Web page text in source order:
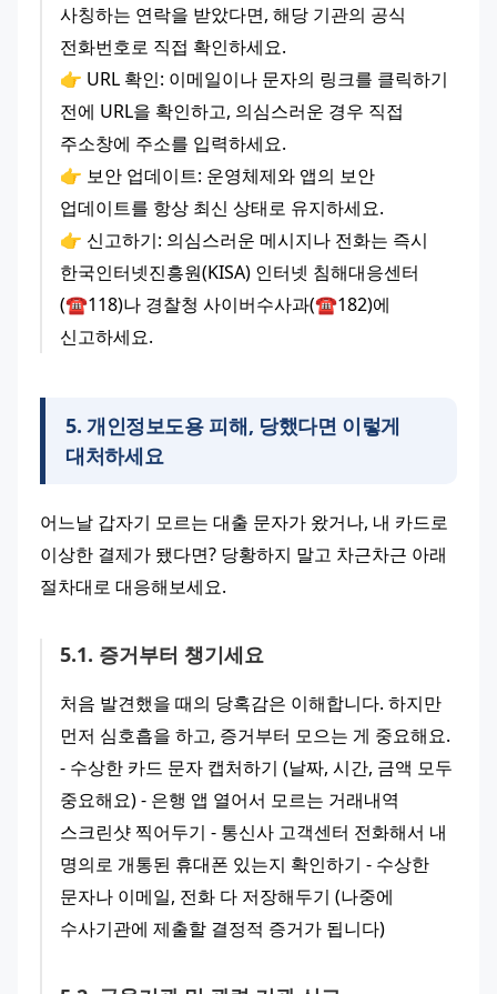
사칭하는 연락을 받았다면, 해당 기관의 공식
전화번호로 직접 확인하세요.
👉 URL 확인: 이메일이나 문자의 링크를 클릭하기
전에 URL을 확인하고, 의심스러운 경우 직접
주소창에 주소를 입력하세요.
👉 보안 업데이트: 운영체제와 앱의 보안
업데이트를 항상 최신 상태로 유지하세요.
👉 신고하기: 의심스러운 메시지나 전화는 즉시
한국인터넷진흥원(KISA) 인터넷 침해대응센터
(☎118)나 경찰청 사이버수사과(☎182)에
신고하세요.
5. 개인정보도용 피해, 당했다면 이렇게
대처하세요
어느날 갑자기 모르는 대출 문자가 왔거나, 내 카드로
이상한 결제가 됐다면? 당황하지 말고 차근차근 아래
절차대로 대응해보세요.
5.1. 증거부터 챙기세요
처음 발견했을 때의 당혹감은 이해합니다. 하지만
먼저 심호흡을 하고, 증거부터 모으는 게 중요해요.
- 수상한 카드 문자 캡처하기 (날짜, 시간, 금액 모두
중요해요) - 은행 앱 열어서 모르는 거래내역
스크린샷 찍어두기 - 통신사 고객센터 전화해서 내
명의로 개통된 휴대폰 있는지 확인하기 - 수상한
문자나 이메일, 전화 다 저장해두기 (나중에
수사기관에 제출할 결정적 증거가 됩니다)